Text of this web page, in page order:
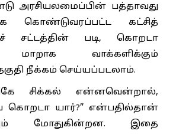
அரசியலமைப்பின் பத்தாவது
கொண்டுவரப்பட்ட கட்சித்
சட்டத்தின் படி, கொறடா
மாறாக வாக்களிக்கும்
நீக்கம் செய்யப்படலாம்.
சிக்கல் என்னவென்றால்,
கொறடா யார்?” என்பதில்தான்
மோதுகின்றன. இதை